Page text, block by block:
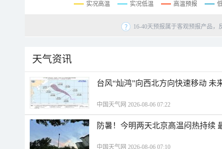
实况高温 实况低温 高温预报
16-40天预报属于客观预报产品
天气资讯
台风“灿鸿”向西北方向快速移动 未
中国天气网 2026-08-06 07:22
防暑！今明两天北京高温闷热持续
中国天气网 2026-08-06 07:10